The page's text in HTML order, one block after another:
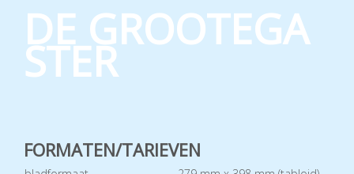
DE GROOTEGA
STER
FORMATEN/TARIEVEN